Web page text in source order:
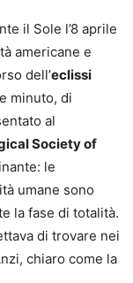
il Sole l’8 aprile
americane e
dell’eclissi
minuto, di
al
Society of
le
umane sono
la fase di totalità.
di trovare nei
chiaro come la